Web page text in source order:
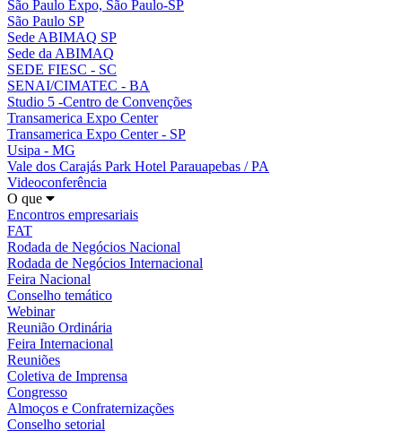
São Paulo Expo, São Paulo-SP
São Paulo SP
Sede ABIMAQ SP
Sede da ABIMAQ
SEDE FIESC - SC
SENAI/CIMATEC - BA
Studio 5 -Centro de Convenções
Transamerica Expo Center
Transamerica Expo Center - SP
Usipa - MG
Vale dos Carajás Park Hotel Parauapebas / PA
Videoconferência
O que
Encontros empresariais
FAT
Rodada de Negócios Nacional
Rodada de Negócios Internacional
Feira Nacional
Conselho temático
Webinar
Reunião Ordinária
Feira Internacional
Reuniões
Coletiva de Imprensa
Congresso
Almoços e Confraternizações
Conselho setorial